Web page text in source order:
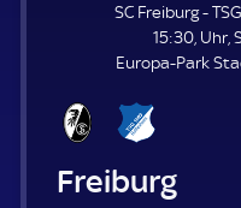
SC Freiburg -
15:30, Uhr,
Europa-Park
SC Freiburg